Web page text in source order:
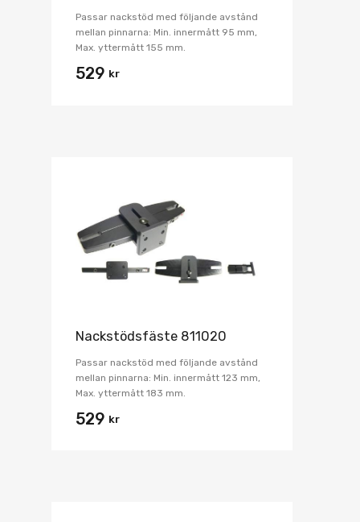
Passar nackstöd med följande avstånd
mellan pinnarna: Min. innermått 95 mm,
Max. yttermått 155 mm.
529 kr
Nackstödsfäste 811020
Passar nackstöd med följande avstånd
mellan pinnarna: Min. innermått 123 mm,
Max. yttermått 183 mm.
529 kr